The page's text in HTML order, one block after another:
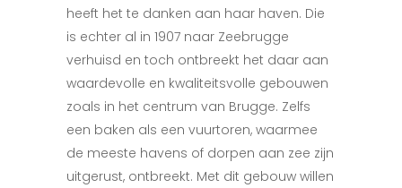
heeft het te danken aan haar haven. Die
is echter al in 1907 naar Zeebrugge
verhuisd en toch ontbreekt het daar aan
waardevolle en kwaliteitsvolle gebouwen
zoals in het centrum van Brugge. Zelfs
een baken als een vuurtoren, waarmee
de meeste havens of dorpen aan zee zijn
uitgerust, ontbreekt. Met dit gebouw willen